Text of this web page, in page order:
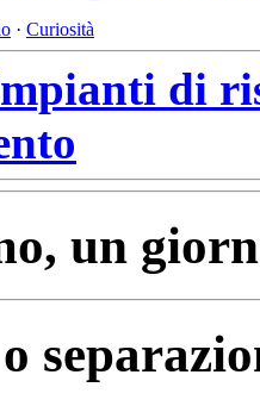
· Curiosità
di
un